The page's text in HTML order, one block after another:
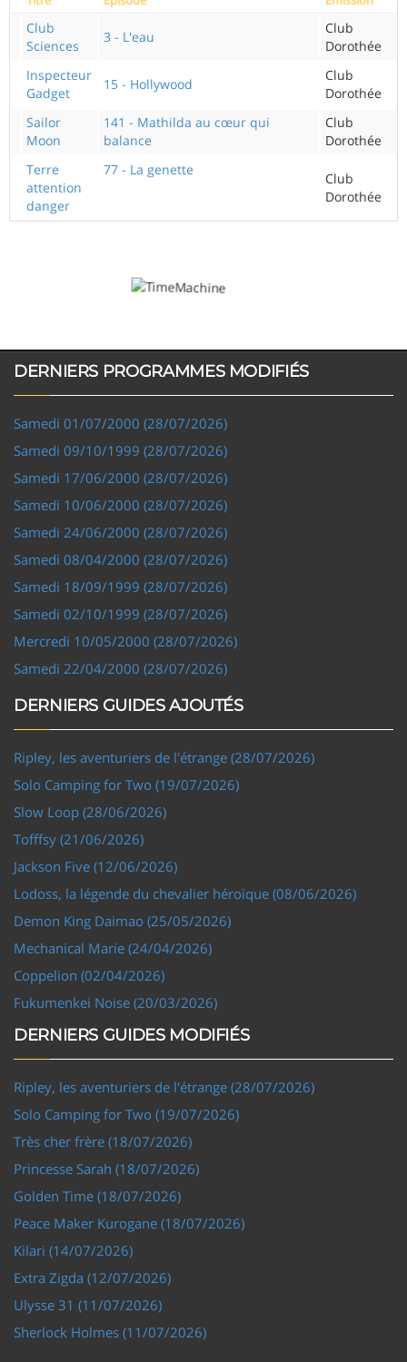
Club
Sciences
3 - L'eau
Club
Dorothée
Inspecteur
Gadget
15 - Hollywood
Club
Dorothée
Sailor
Moon
141 - Mathilda au cœur qui
balance
Club
Dorothée
Terre
attention
danger
77 - La genette
Club
Dorothée
DERNIERS PROGRAMMES MODIFIÉS
Samedi 01/07/2000 (28/07/2026)
Samedi 09/10/1999 (28/07/2026)
Samedi 17/06/2000 (28/07/2026)
Samedi 10/06/2000 (28/07/2026)
Samedi 24/06/2000 (28/07/2026)
Samedi 08/04/2000 (28/07/2026)
Samedi 18/09/1999 (28/07/2026)
Samedi 02/10/1999 (28/07/2026)
Mercredi 10/05/2000 (28/07/2026)
Samedi 22/04/2000 (28/07/2026)
DERNIERS GUIDES AJOUTÉS
Ripley, les aventuriers de l'étrange (28/07/2026)
Solo Camping for Two (19/07/2026)
Slow Loop (28/06/2026)
Tofffsy (21/06/2026)
Jackson Five (12/06/2026)
Lodoss, la légende du chevalier héroïque (08/06/2026)
Demon King Daimao (25/05/2026)
Mechanical Marie (24/04/2026)
Coppelion (02/04/2026)
Fukumenkei Noise (20/03/2026)
DERNIERS GUIDES MODIFIÉS
Ripley, les aventuriers de l'étrange (28/07/2026)
Solo Camping for Two (19/07/2026)
Très cher frère (18/07/2026)
Princesse Sarah (18/07/2026)
Golden Time (18/07/2026)
Peace Maker Kurogane (18/07/2026)
Kilari (14/07/2026)
Extra Zigda (12/07/2026)
Ulysse 31 (11/07/2026)
Sherlock Holmes (11/07/2026)